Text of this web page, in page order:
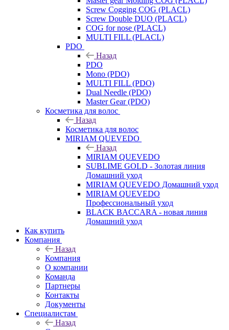
Screw Cogging COG (PLACL)
Screw Double DUO (PLACL)
COG for nose (PLACL)
MULTI FILL (PLACL)
PDO
Назад
PDO
Mono (PDO)
MULTI FILL (PDO)
Dual Needle (PDO)
Master Gear (PDO)
Косметика для волос
Назад
Косметика для волос
MIRIAM QUEVEDO
Назад
MIRIAM QUEVEDO
SUBLIME GOLD - Золотая линия
Домашний уход
MIRIAM QUEVEDO Домашний уход
MIRIAM QUEVEDO
Профессиональный уход
BLACK BACCARA - новая линия
Домашний уход
Как купить
Компания
Назад
Компания
О компании
Команда
Партнеры
Контакты
Документы
Специалистам
Назад